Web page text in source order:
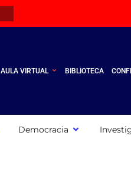
AULA VIRTUAL BIBLIOTECA
Democracia